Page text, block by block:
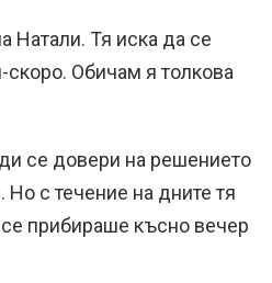
Натали. Тя иска да се
Обичам я толкова
се довери на решението
с течение на дните тя
се прибираше късно вечер